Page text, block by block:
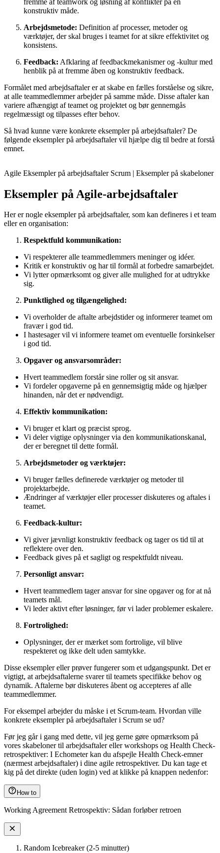
konstruktiv måde.
Arbejdsmetode: Definition af processer, metoder og
værktøjer, der skal bruges i teamet for at sikre effektivitet og
konsistens.
Feedback: Afklaring af feedbackmekanismer og -kultur med
henblik på at fremme åben og konstruktiv feedback.
Formålet med arbejdsaftaler er at skabe en fælles forståelse og sikre,
at alle teammedlemmer arbejder på samme måde. Disse aftaler kan
variere afhængigt af teamet og projektet og bør gennemgås
regelmæssigt og tilpasses efter behov.
Så hvad kunne være konkrete eksempler på arbejdsaftaler? De
følgende eksempler på arbejdsaftaler vil hjælpe dig til bedre at forstå
emnet.
Agile Eksempler på arbejdsaftaler Scrum | Eksempler på skabeloner
Eksempler på Agile-arbejdsaftaler
Her er nogle eksempler på arbejdsaftaler, som kan defineres i et team
eller en organisation:
Respektfuld kommunikation:
Vi respekterer alle teammedlemmers meninger og idéer.
Kritik er konstruktiv og har til formål at forbedre samarbejdet.
Vi lytter opmærksomt og giver alle mulighed for at udtrykke
sig.
Punktlighed og tilgængelighed:
Vi overholder de aftalte arbejdstider og informerer teamet om
fravær i god tid.
I hastesager vil vi informere teamet om eventuelle forsinkelser
i god tid.
Opgaver og ansvarsområder:
Hvert teammedlem forstår sine roller og sit ansvar.
Vi fordeler opgaverne på en gennemsigtig måde og hjælper
hinanden, når det er nødvendigt.
Effektiv kommunikation:
Vi bruger et klart og præcist sprog.
Vi deler vigtige oplysninger via den kommunikationskanal,
der er beregnet til dette formål.
Arbejdsmetoder og værktøjer:
Vi bruger fælles definerede værktøjer og metoder til
projektarbejde.
Ændringer af værktøjer eller processer diskuteres og aftales i
teamet.
Feedback-kultur:
Vi giver jævnligt konstruktiv feedback og tager os tid til at
reflektere over den.
Feedback gives på et sagligt og respektfuldt niveau.
Personligt ansvar:
Hvert teammedlem tager ansvar for sine opgaver og for at nå
teamets mål.
Vi leder aktivt efter løsninger, før vi lader problemer eskalere.
Fortrolighed:
Oplysninger, der er mærket som fortrolige, vil blive
respekteret og ikke delt uden samtykke.
Disse eksempler eller prøver fungerer som et udgangspunkt. Det er
vigtigt, at arbejdsaftalerne svarer til teamets specifikke behov og
dynamik. Aftalerne bør diskuteres åbent og accepteres af alle
teammedlemmer.
For eksempel arbejder du måske i et Scrum-team. Hvordan ville
konkrete eksempler på arbejdsaftaler i Scrum se ud?
Før jeg går i gang med dette, vil jeg gerne gøre opmærksom på
vores skabeloner til arbejdsaftaler eller workshops og Health Check-
retrospektiver: I Echometer kan du afspejle Health Check-emner
(nærmest arbejdsaftaler) i dine agile retrospektiver. Du kan tage et
kig på det direkte (uden login) ved at klikke på knappen nedenfor:
How to
Working Agreement Retrospektiv: Sådan forløber retroen
Random Icebreaker (2-5 minutter)